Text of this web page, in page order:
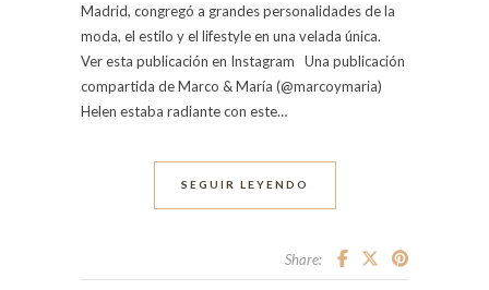
Madrid, congregó a grandes personalidades de la
moda, el estilo y el lifestyle en una velada única.
Ver esta publicación en Instagram Una publicación
compartida de Marco & María (@marcoymaria)
Helen estaba radiante con este…
SEGUIR LEYENDO
Share: